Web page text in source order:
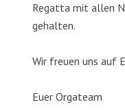
Regatta mit allen
gehalten.
Wir freuen uns auf
Euer Orgateam